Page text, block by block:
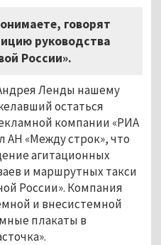
говорят
руководства
России».
Ленды нашему
остаться
компании «РИА
АН «Между строк», что
агитационных
и маршрутных такси
России». Компания
и внесистемной
плакаты в